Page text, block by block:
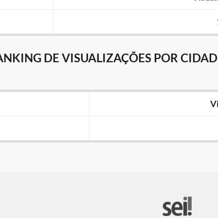
DE VISUALIZAÇÕES POR